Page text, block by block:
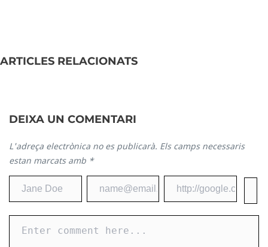
ARTICLES RELACIONATS
DEIXA UN COMENTARI
L'adreça electrònica no es publicarà. Els camps necessaris
estan marcats amb *